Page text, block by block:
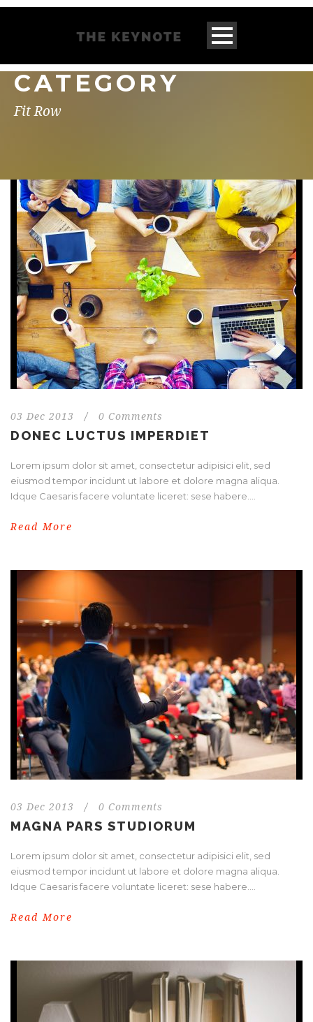
CATEGORY
Fit Row
03 Dec 2013 / 0 Comments
DONEC LUCTUS IMPERDIET
Lorem ipsum dolor sit amet, consectetur adipisici elit, sed
eiusmod tempor incidunt ut labore et dolore magna aliqua.
Idque Caesaris facere voluntate liceret: sese habere....
Read More
03 Dec 2013 / 0 Comments
MAGNA PARS STUDIORUM
Lorem ipsum dolor sit amet, consectetur adipisici elit, sed
eiusmod tempor incidunt ut labore et dolore magna aliqua.
Idque Caesaris facere voluntate liceret: sese habere....
Read More